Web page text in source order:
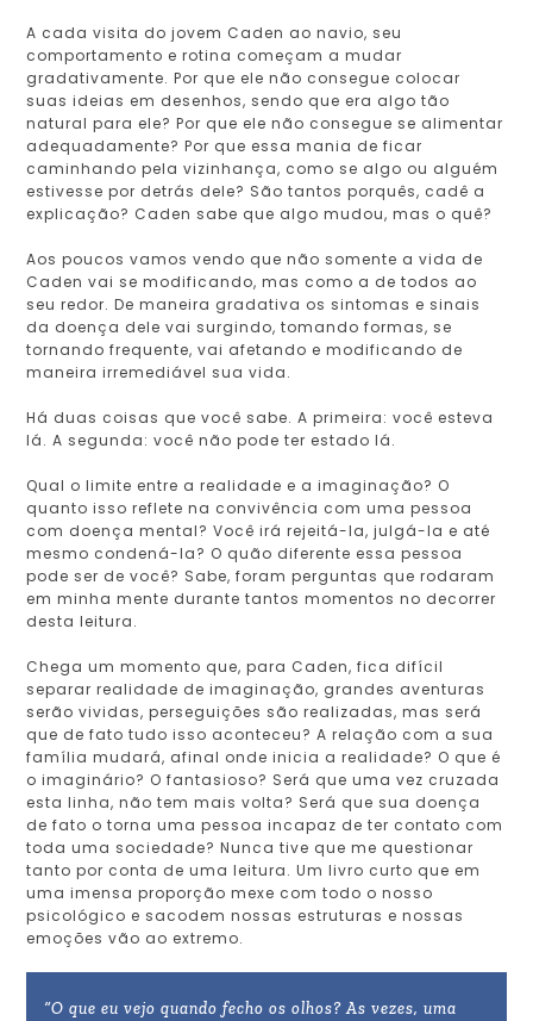
A cada visita do jovem Caden ao navio, seu
comportamento e rotina começam a mudar
gradativamente. Por que ele não consegue colocar
suas ideias em desenhos, sendo que era algo tão
natural para ele? Por que ele não consegue se alimentar
adequadamente? Por que essa mania de ficar
caminhando pela vizinhança, como se algo ou alguém
estivesse por detrás dele? São tantos porquês, cadê a
explicação? Caden sabe que algo mudou, mas o quê?
Aos poucos vamos vendo que não somente a vida de
Caden vai se modificando, mas como a de todos ao
seu redor. De maneira gradativa os sintomas e sinais
da doença dele vai surgindo, tomando formas, se
tornando frequente, vai afetando e modificando de
maneira irremediável sua vida.
Há duas coisas que você sabe. A primeira: você esteva
lá. A segunda: você não pode ter estado lá.
Qual o limite entre a realidade e a imaginação? O
quanto isso reflete na convivência com uma pessoa
com doença mental? Você irá rejeitá-la, julgá-la e até
mesmo condená-la? O quão diferente essa pessoa
pode ser de você? Sabe, foram perguntas que rodaram
em minha mente durante tantos momentos no decorrer
desta leitura.
Chega um momento que, para Caden, fica difícil
separar realidade de imaginação, grandes aventuras
serão vividas, perseguições são realizadas, mas será
que de fato tudo isso aconteceu? A relação com a sua
família mudará, afinal onde inicia a realidade? O que é
o imaginário? O fantasioso? Será que uma vez cruzada
esta linha, não tem mais volta? Será que sua doença
de fato o torna uma pessoa incapaz de ter contato com
toda uma sociedade? Nunca tive que me questionar
tanto por conta de uma leitura. Um livro curto que em
uma imensa proporção mexe com todo o nosso
psicológico e sacodem nossas estruturas e nossas
emoções vão ao extremo.
“O que eu vejo quando fecho os olhos? As vezes, uma